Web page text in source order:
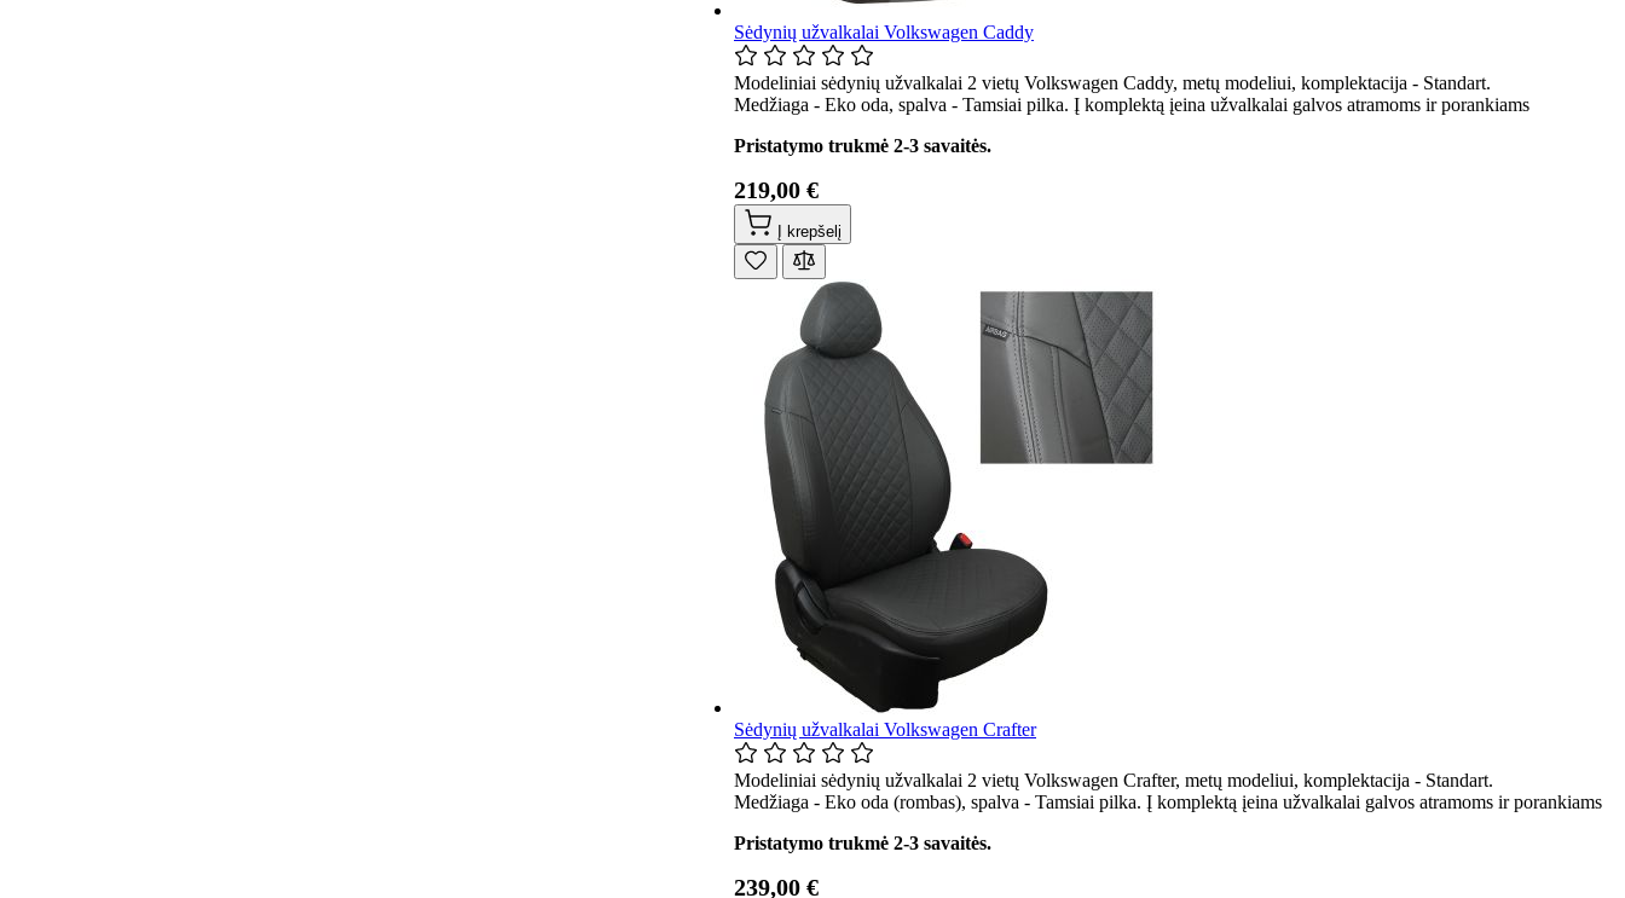
Sėdynių užvalkalai Volkswagen Caddy
Modeliniai sėdynių užvalkalai 2 vietų Volkswagen Caddy, metų modeliui, komplektacija - Standart.
Medžiaga - Eko oda, spalva - Tamsiai pilka. Į komplektą įeina užvalkalai galvos atramoms ir porankiams
Pristatymo trukmė 2-3 savaitės.
219,00 €
Į krepšelį
Sėdynių užvalkalai Volkswagen Crafter
Modeliniai sėdynių užvalkalai 2 vietų Volkswagen Crafter, metų modeliui, komplektacija - Standart.
Medžiaga - Eko oda (rombas), spalva - Tamsiai pilka. Į komplektą įeina užvalkalai galvos atramoms ir porankiams
Pristatymo trukmė 2-3 savaitės.
239,00 €